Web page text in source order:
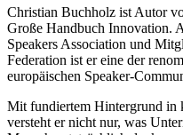
Christian Buchholz ist Autor
Große Handbuch Innovation.
Speakers Association und
Federation ist er eine der
europäischen Speaker-
Mit fundiertem Hintergrund in
versteht er nicht nur, was